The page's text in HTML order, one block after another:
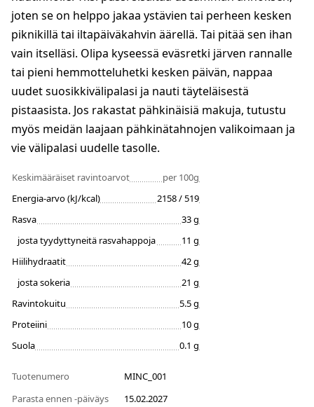
joten se on helppo jakaa ystävien tai perheen kesken
piknikillä tai iltapäiväkahvin äärellä. Tai pitää sen ihan
vain itselläsi. Olipa kyseessä eväsretki järven rannalle
tai pieni hemmotteluhetki kesken päivän, nappaa
uudet suosikkivälipalasi ja nauti täyteläisestä
pistaasista. Jos rakastat pähkinäisiä makuja, tutustu
myös meidän laajaan pähkinätahnojen valikoimaan ja
vie välipalasi uudelle tasolle.
Keskimääräiset ravintoarvot
per 100g
Energia-arvo (kJ/kcal)
2158 / 519
Rasva
33 g
josta tyydyttyneitä rasvahappoja
11 g
Hiilihydraatit
42 g
josta sokeria
21 g
Ravintokuitu
5.5 g
Proteiini
10 g
Suola
0.1 g
Tuotenumero
MINC_001
Parasta ennen -päiväys
15.02.2027